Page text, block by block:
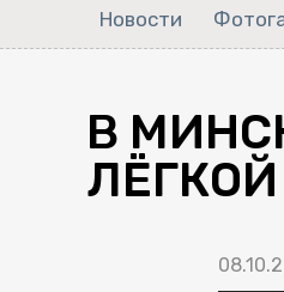
Новости
В
ЛЁГКОЙ